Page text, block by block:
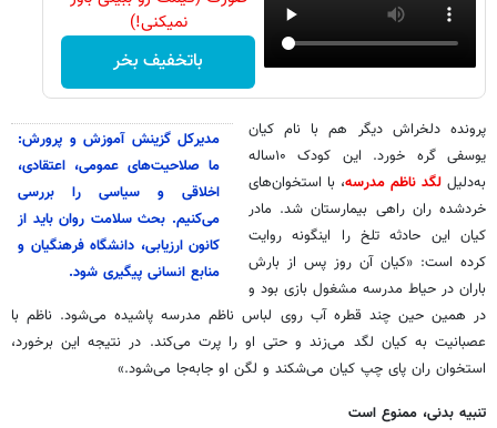
نمیکنی!)
باتخفیف بخر
مدیرکل گزینش آموزش و پرورش:
ما صلاحیت‌های عمومی، اعتقادی،
اخلاقی و سیاسی را بررسی
می‌کنیم. بحث سلامت روان ‌باید از
کانون ارزیابی، دانشگاه فرهنگیان و
منابع انسانی پیگیری شود.
پرونده دلخراش دیگر هم با نام کیان
یوسفی گره خورد. این کودک ۱۰ساله
به‌دلیل لگد ناظم مدرسه، با استخوان‌های
خردشده ران راهی بیمارستان شد. مادر
کیان این حادثه تلخ را اینگونه روایت
کرده است: «کیان آن روز پس از بارش
باران در حیاط مدرسه مشغول بازی بود و
در همین حین چند قطره آب روی لباس ناظم مدرسه پاشیده می‌شود. ناظم با
عصبانیت به کیان لگد می‌زند و حتی او را پرت می‌کند. در نتیجه این برخورد،
استخوان ران پای چپ کیان می‌شکند و لگن او جابه‌جا می‌شود.»
تنبیه بدنی، ممنوع است